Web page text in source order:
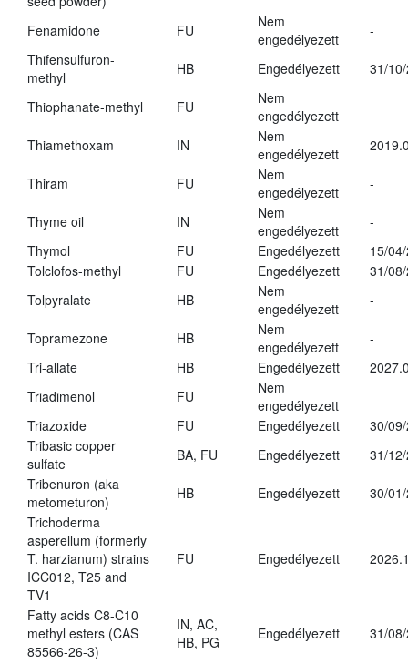
Fenamidone FU
Nem
engedélyezett
-
Thifensulfuron-
methyl
HB Engedélyezett 31/
Thiophanate-methyl FU
Nem
engedélyezett
Thiamethoxam
IN
Nem
engedélyezett
Thiram FU
Nem
engedélyezett
-
Thyme oil IN
Nem
engedélyezett
-
Thymol
FU Engedélyezett
15/
Tolclofos-methyl
FU Engedélyezett
31/
Tolpyralate
HB
Nem
engedélyezett
-
Topramezone HB
Nem
engedélyezett
-
Tri-allate
HB Engedélyezett
Triadimenol
FU
Nem
engedélyezett
Triazoxide
FU Engedélyezett
30/
Tribasic copper
sulfate
BA, FU Engedélyezett
31/
Tribenuron (aka
metometuron)
HB Engedélyezett
30/
Trichoderma
asperellum (formerly
T. harzianum) strains
ICC012, T25 and
TV1
FU Engedélyezett
Fatty acids C8-C10
methyl esters (CAS
85566-26-3)
IN, AC,
HB, PG
Engedélyezett 31/